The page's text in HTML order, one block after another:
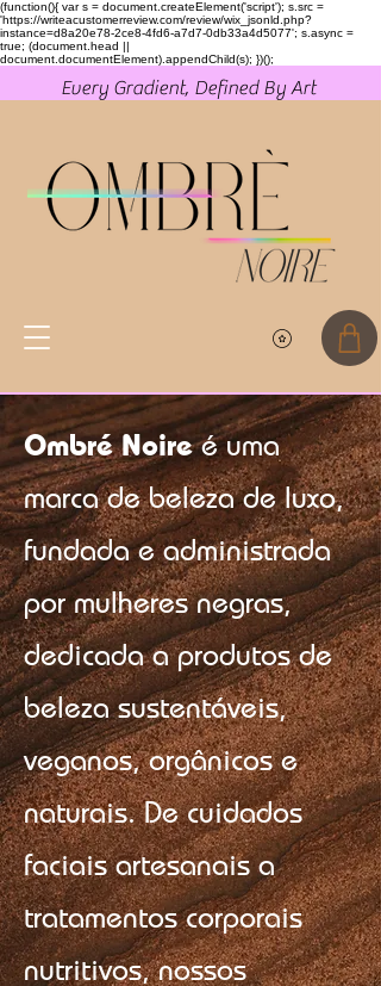
(function(){ var s = document.createElement('script'); s.src =
'https://writeacustomerreview.com/review/wix_jsonld.php?
instance=d8a20e78-2ce8-4fd6-a7d7-0db33a4d5077'; s.async =
true; (document.head ||
document.documentElement).appendChild(s); })();
Every Gradient, Defined By Art
Ombré Noireé uma
marca de beleza de luxo,
fundada e administrada
por mulheres negras,
dedicada a produtos de
beleza sustentáveis,
veganos, orgânicos e
naturais. De cuidados
faciais artesanais a
tratamentos corporais
nutritivos, nossos